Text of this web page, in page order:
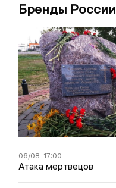
Бренды России
06/08 17:00
Атака мертвецов